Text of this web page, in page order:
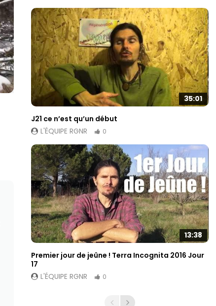
35:01
J21 ce n’est qu’un début
L'ÉQUIPE RGNR
0
13:38
Premier jour de jeûne ! Terra Incognita 2016 Jour
17
L'ÉQUIPE RGNR
0